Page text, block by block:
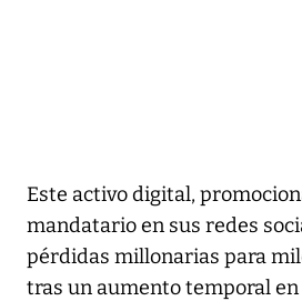
Este activo digital,
mandatario en sus redes
pérdidas millonarias para
tras un aumento temporal en